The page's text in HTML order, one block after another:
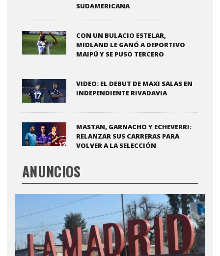
SUDAMERICANA
CON UN BULACIO ESTELAR,
MIDLAND LE GANÓ A DEPORTIVO
MAIPÚ Y SE PUSO TERCERO
VIDEO: EL DEBUT DE MAXI SALAS EN
INDEPENDIENTE RIVADAVIA
MASTAN, GARNACHO Y ECHEVERRI:
RELANZAR SUS CARRERAS PARA
VOLVER A LA SELECCIÓN
ANUNCIOS